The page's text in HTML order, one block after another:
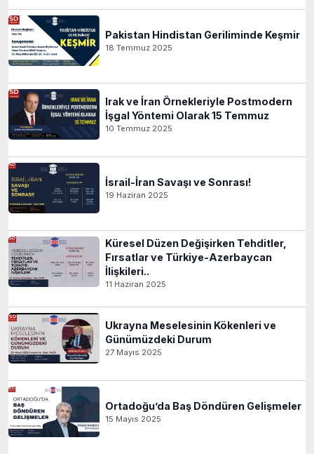
Pakistan Hindistan Geriliminde Keşmir
18 Temmuz 2025
Irak ve İran Örnekleriyle Postmodern
İşgal Yöntemi Olarak 15 Temmuz
10 Temmuz 2025
İsrail-İran Savaşı ve Sonrası!
19 Haziran 2025
Küresel Düzen Değişirken Tehditler,
Fırsatlar ve Türkiye-Azerbaycan
İlişkileri..
11 Haziran 2025
Ukrayna Meselesinin Kökenleri ve
Günümüzdeki Durum
27 Mayıs 2025
Ortadoğu’da Baş Döndüren Gelişmeler
15 Mayıs 2025